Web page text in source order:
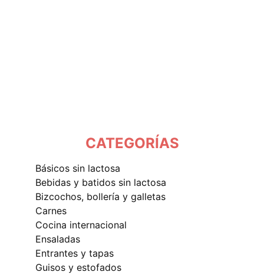
CATEGORÍAS
básicos sin lactosa
bebidas y batidos sin lactosa
bizcochos, bollería y galletas
carnes
cocina internacional
ensaladas
entrantes y tapas
guisos y estofados